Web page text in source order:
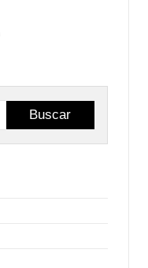
Buscar